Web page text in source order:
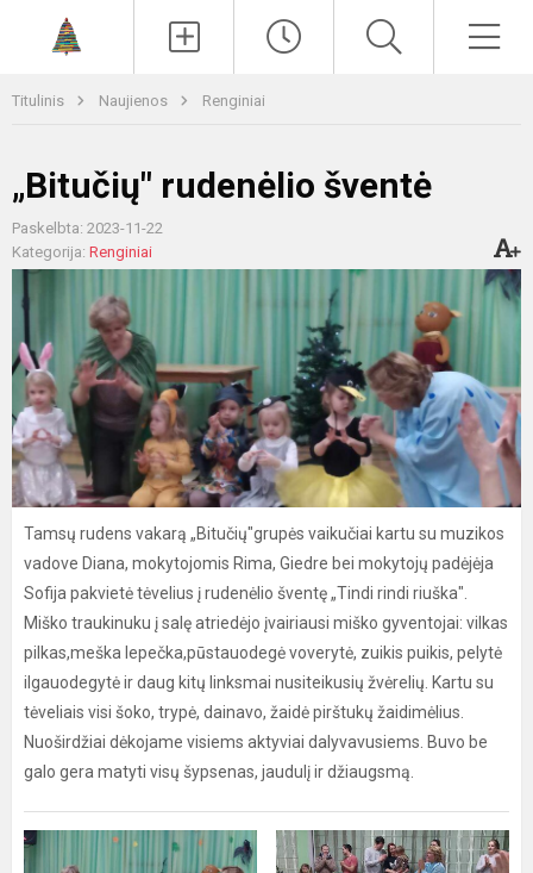
Titulinis Naujienos Renginiai
„Bitučių" rudenėlio šventė
Paskelbta: 2023-11-22
Kategorija: Renginiai
Tamsų rudens vakarą „Bitučių"grupės vaikučiai kartu su muzikos
vadove Diana, mokytojomis Rima, Giedre bei mokytojų padėjėja
Sofija pakvietė tėvelius į rudenėlio šventę „Tindi rindi riuška".
Miško traukinuku į salę atriedėjo įvairiausi miško gyventojai: vilkas
pilkas,meška lepečka,pūstauodegė voverytė, zuikis puikis, pelytė
ilgauodegytė ir daug kitų linksmai nusiteikusių žvėrelių. Kartu su
tėveliais visi šoko, trypė, dainavo, žaidė pirštukų žaidimėlius.
Nuoširdžiai dėkojame visiems aktyviai dalyvavusiems. Buvo be
galo gera matyti visų šypsenas, jaudulį ir džiaugsmą.